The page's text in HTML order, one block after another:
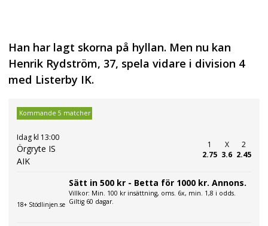
Han har lagt skorna på hyllan. Men nu kan
Henrik Rydström, 37, spela vidare i division 4
med Listerby IK.
Kommande 5 matcher
Idag kl 13:00
Örgryte IS
AIK
1
2.75
X
3.6
2
2.45
18+ Stödlinjen.se
Sätt in 500 kr - Betta för 1000 kr. Annons.
Villkor: Min. 100 kr insättning, oms. 6x, min. 1,8 i odds.
Giltig 60 dagar.